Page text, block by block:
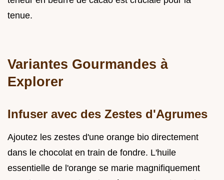
tenue.
Variantes Gourmandes à
Explorer
Infuser avec des Zestes d'Agrumes
Ajoutez les zestes d'une orange bio directement
dans le chocolat en train de fondre. L'huile
essentielle de l'orange se marie magnifiquement